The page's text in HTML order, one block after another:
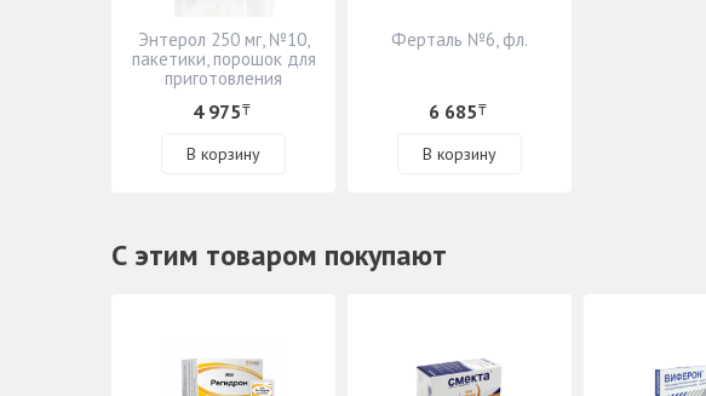
Энтерол 250 мг, №10,
пакетики, порошок для
приготовления
4 975₸
В корзину
Ферталь №6, фл.
6 685₸
В корзину
С этим товаром покупают